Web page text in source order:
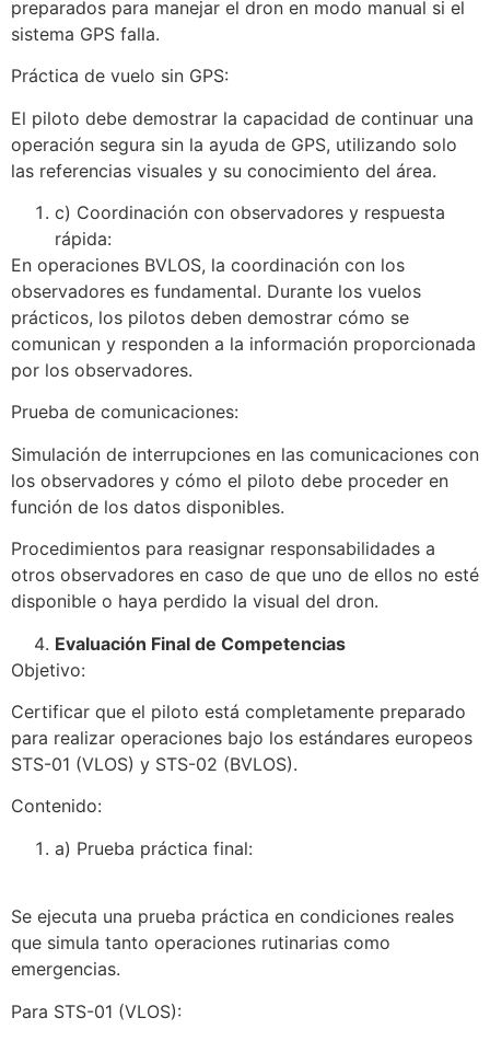
preparados para manejar el dron en modo manual si el
sistema GPS falla.
Práctica de vuelo sin GPS:
El piloto debe demostrar la capacidad de continuar una
operación segura sin la ayuda de GPS, utilizando solo
las referencias visuales y su conocimiento del área.
c) Coordinación con observadores y respuesta
rápida:
En operaciones BVLOS, la coordinación con los
observadores es fundamental. Durante los vuelos
prácticos, los pilotos deben demostrar cómo se
comunican y responden a la información proporcionada
por los observadores.
Prueba de comunicaciones:
Simulación de interrupciones en las comunicaciones con
los observadores y cómo el piloto debe proceder en
función de los datos disponibles.
Procedimientos para reasignar responsabilidades a
otros observadores en caso de que uno de ellos no esté
disponible o haya perdido la visual del dron.
Evaluación Final de Competencias
Objetivo:
Certificar que el piloto está completamente preparado
para realizar operaciones bajo los estándares europeos
STS-01 (VLOS) y STS-02 (BVLOS).
Contenido:
a) Prueba práctica final:
Se ejecuta una prueba práctica en condiciones reales
que simula tanto operaciones rutinarias como
emergencias.
Para STS-01 (VLOS):